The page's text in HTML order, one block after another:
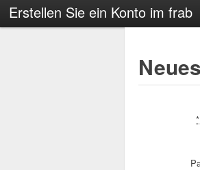
Erstellen Sie ein Konto im frab
*